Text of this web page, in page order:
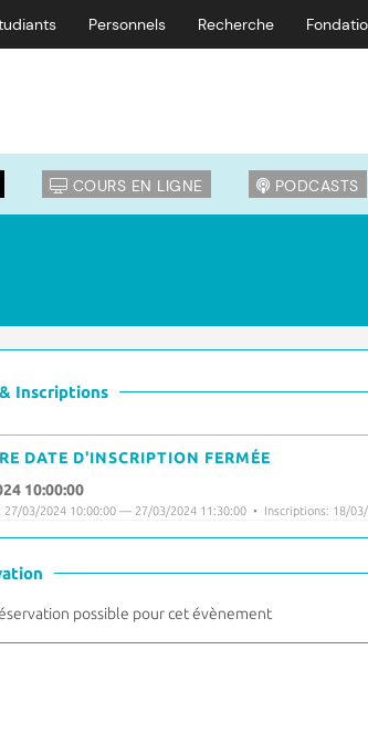
Personnels Recherche
COURS EN LIGNE PODCASTS
Inscriptions
DATE D'INSCRIPTION FERMÉE
10:00:00
27/03/2024 10:00:00 — 27/03/2024 11:30:00 • Inscriptions: 18/
possible pour cet évènement